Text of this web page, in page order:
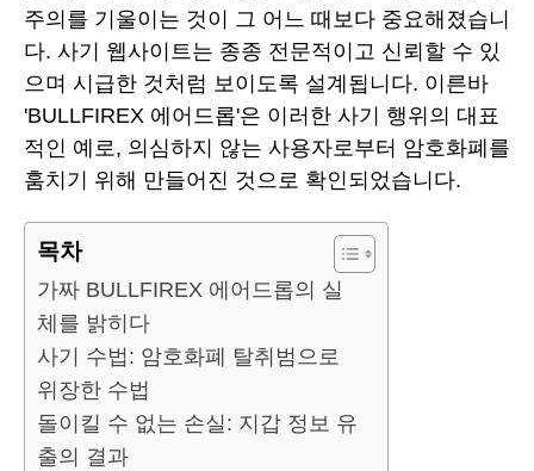
주의를 기울이는 것이 그 어느 때보다 중요해졌습니
다. 사기 웹사이트는 종종 전문적이고 신뢰할 수 있
으며 시급한 것처럼 보이도록 설계됩니다. 이른바
'BULLFIREX 에어드롭'은 이러한 사기 행위의 대표
적인 예로, 의심하지 않는 사용자로부터 암호화폐를
훔치기 위해 만들어진 것으로 확인되었습니다.
목차
가짜 BULLFIREX 에어드롭의 실
체를 밝히다
사기 수법: 암호화폐 탈취범으로
위장한 수법
돌이킬 수 없는 손실: 지갑 정보 유
출의 결과